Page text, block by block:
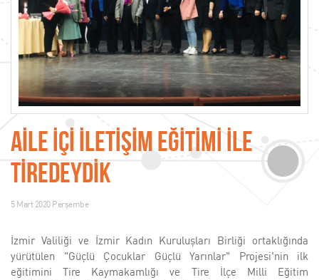
AİLE İÇİ İLETİŞİM EĞİTİMİ İLE
TİREDEYDİK
5 Mart 2020 Perşembe
İzmir Valiliği ve İzmir Kadın Kuruluşları Birliği ortaklığında
yürütülen "Güçlü Çocuklar Güçlü Yarınlar" Projesi'nin ilk
eğitimini Tire Kaymakamlığı ve Tire İlçe Milli Eğitim